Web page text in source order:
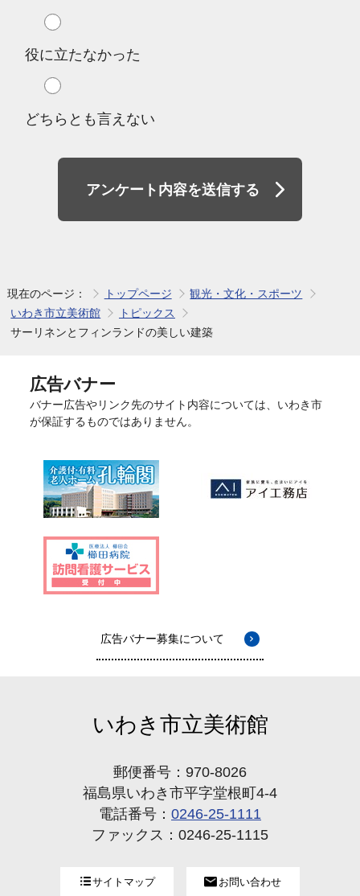
役に立たなかった
どちらとも言えない
アンケート内容を送信する
現在のページ： トップページ
観光・文化・スポーツ
いわき市立美術館
トピックス
サーリネンとフィンランドの美しい建築
広告バナー
バナー広告やリンク先のサイト内容については、いわき市
が保証するものではありません。
広告バナー募集について
いわき市立美術館
郵便番号：970-8026
福島県いわき市平字堂根町4-4
電話番号： 0246-25-1111
ファックス：0246-25-1115
サイトマップ お問い合わせ